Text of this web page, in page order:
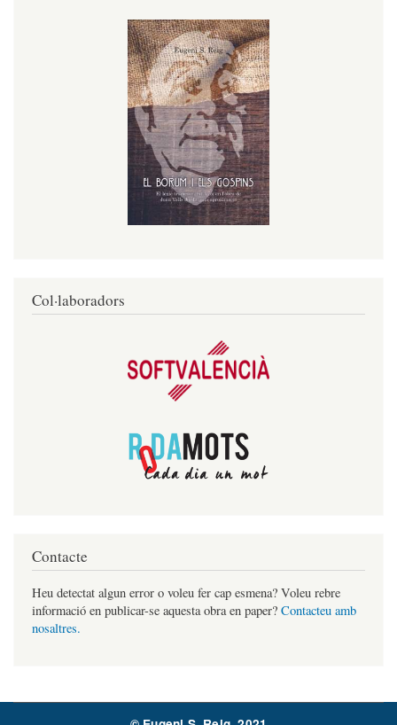
Col·laboradors
Contacte
Heu detectat algun error o voleu fer cap esmena? Voleu rebre
informació en publicar-se aquesta obra en paper? Contacteu amb
nosaltres.